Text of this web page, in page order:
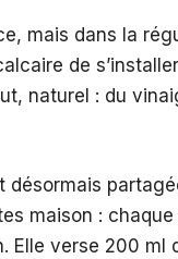
mais dans la
de
naturel : du
désormais
maison :
Elle verse 200 ml